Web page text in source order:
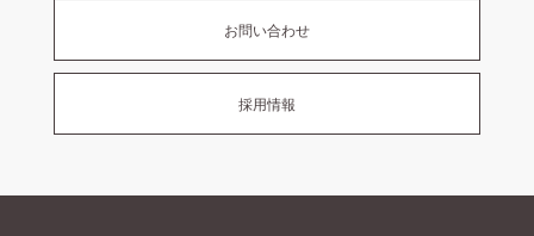
お問い合わせ
採用情報